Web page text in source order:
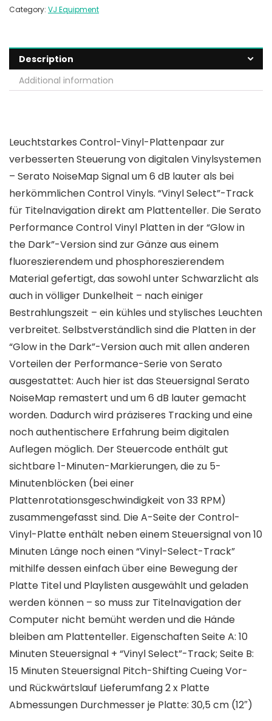
Category: VJ Equipment
Description
Additional information
Leuchtstarkes Control-Vinyl-Plattenpaar zur
verbesserten Steuerung von digitalen Vinylsystemen
– Serato NoiseMap Signal um 6 dB lauter als bei
herkömmlichen Control Vinyls. “Vinyl Select”-Track
für Titelnavigation direkt am Plattenteller. Die Serato
Performance Control Vinyl Platten in der “Glow in
the Dark”-Version sind zur Gänze aus einem
fluoreszierendem und phosphoreszierendem
Material gefertigt, das sowohl unter Schwarzlicht als
auch in völliger Dunkelheit – nach einiger
Bestrahlungszeit – ein kühles und stylisches Leuchten
verbreitet. Selbstverständlich sind die Platten in der
“Glow in the Dark”-Version auch mit allen anderen
Vorteilen der Performance-Serie von Serato
ausgestattet: Auch hier ist das Steuersignal Serato
NoiseMap remastert und um 6 dB lauter gemacht
worden. Dadurch wird präziseres Tracking und eine
noch authentischere Erfahrung beim digitalen
Auflegen möglich. Der Steuercode enthält gut
sichtbare 1-Minuten-Markierungen, die zu 5-
Minutenblöcken (bei einer
Plattenrotationsgeschwindigkeit von 33 RPM)
zusammengefasst sind. Die A-Seite der Control-
Vinyl-Platte enthält neben einem Steuersignal von 10
Minuten Länge noch einen “Vinyl-Select-Track”
mithilfe dessen einfach über eine Bewegung der
Platte Titel und Playlisten ausgewählt und geladen
werden können – so muss zur Titelnavigation der
Computer nicht bemüht werden und die Hände
bleiben am Plattenteller. Eigenschaften Seite A: 10
Minuten Steuersignal + “Vinyl Select”-Track; Seite B:
15 Minuten Steuersignal Pitch-Shifting Cueing Vor-
und Rückwärtslauf Lieferumfang 2 x Platte
Abmessungen Durchmesser je Platte: 30,5 cm (12″)